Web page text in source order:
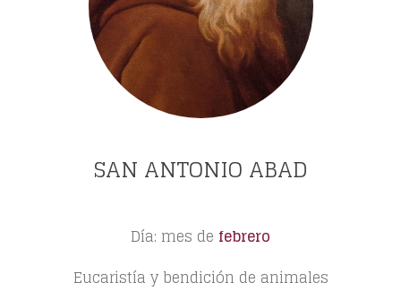
SAN ANTONIO ABAD
Día: mes de febrero
Eucaristía y bendición de animales